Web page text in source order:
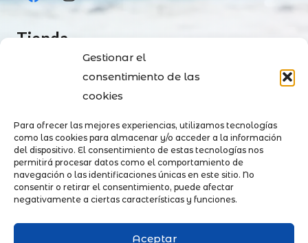
Gestionar el
consentimiento de las
cookies
Para ofrecer las mejores experiencias, utilizamos tecnologías
como las cookies para almacenar y/o acceder a la información
del dispositivo. El consentimiento de estas tecnologías nos
permitirá procesar datos como el comportamiento de
navegación o las identificaciones únicas en este sitio. No
consentir o retirar el consentimiento, puede afectar
negativamente a ciertas características y funciones.
Aceptar
Tienda
Política de devoluciones
Contacto
+34 676 89 22 11